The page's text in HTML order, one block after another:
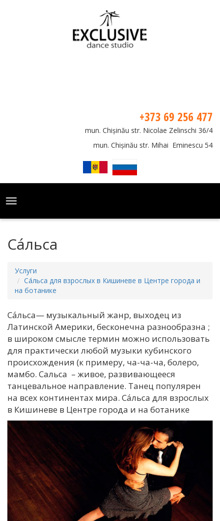
+373 69 256 477
mun. Chișinău str. Nicolae Zelinschi 36/4
mun. Chișinău str. Mihai Eminescu 54
Toggle
Са́льса
Услуги
Са́льса для взрослых в Кишиневе в Центре города и
на ботанике
Са́льса— музыкальный жанр, выходец из
Латинской Америки, бесконечна разнообразна ;
в широком смысле термин можно использовать
для практически любой музыки кубинского
происхождения (к примеру, ча-ча-ча, болеро,
мамбо. Сальса – живое, развивающееся
танцевальное направление. Танец популярен
на всех континентах мира. Са́льса для взрослых
в Кишиневе в Центре города и на ботанике